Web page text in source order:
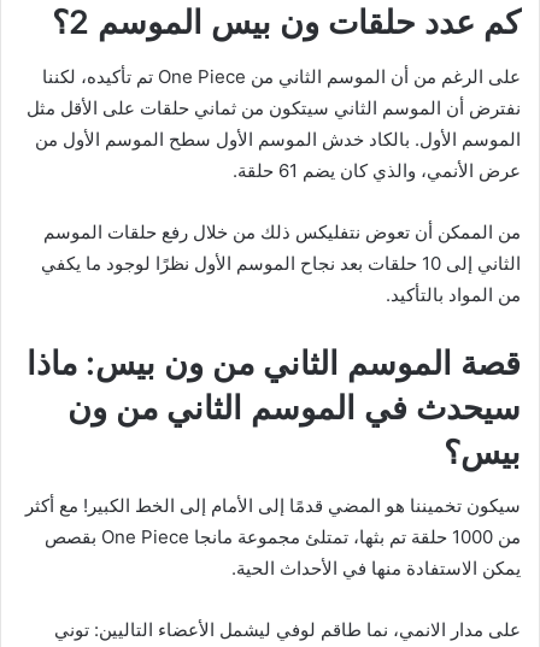
كم عدد حلقات ون بيس الموسم 2؟
على الرغم من أن الموسم الثاني من One Piece تم تأكيده، لكننا
نفترض أن الموسم الثاني سيتكون من ثماني حلقات على الأقل مثل
الموسم الأول. بالكاد خدش الموسم الأول سطح الموسم الأول من
عرض الأنمي، والذي كان يضم 61 حلقة.
من الممكن أن تعوض نتفليكس ذلك من خلال رفع حلقات الموسم
الثاني إلى 10 حلقات بعد نجاح الموسم الأول نظرًا لوجود ما يكفي
من المواد بالتأكيد.
قصة الموسم الثاني من ون بيس: ماذا
سيحدث في الموسم الثاني من ون
بيس؟
سيكون تخميننا هو المضي قدمًا إلى الأمام إلى الخط الكبير! مع أكثر
من 1000 حلقة تم بثها، تمتلئ مجموعة مانجا One Piece بقصص
يمكن الاستفادة منها في الأحداث الحية.
على مدار الانمي، نما طاقم لوفي ليشمل الأعضاء التاليين: توني